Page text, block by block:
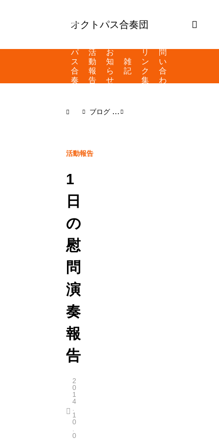
オクトパス合奏団
オ
パ
ス
合
奏
活
動
報
告
お
知
ら
せ
雑
記
リ
ン
ク
集
問
い
合
わ
ブログ
活動報告
1
日
の
慰
問
演
奏
報
告
2
0
1
4
1
0
0